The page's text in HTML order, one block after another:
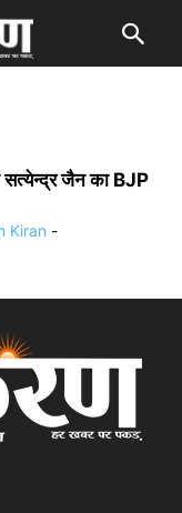
सत्येन्द्र जैन का BJP
Kiran -